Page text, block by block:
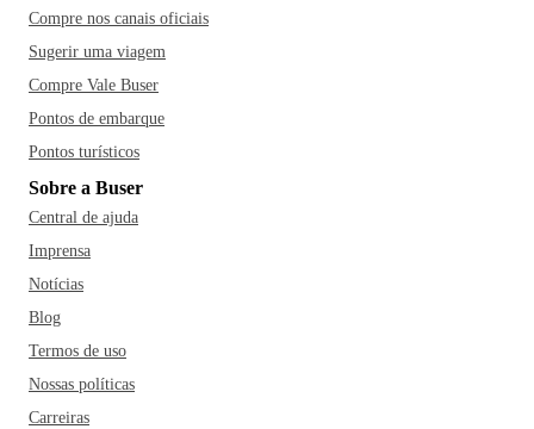
Compre nos canais oficiais
Sugerir uma viagem
Compre Vale Buser
Pontos de embarque
Pontos turísticos
Sobre a Buser
Central de ajuda
Imprensa
Notícias
Blog
Termos de uso
Nossas políticas
Carreiras